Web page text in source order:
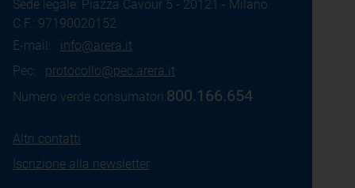
Sede legale: Piazza Cavour 5 - 20121 - Milano
C.F.: 97190020152
E-mail: info@arera.it
Pec: protocollo@pec.arera.it
Numero verde consumatori:800.166.654
Altri contatti
Iscrizione alla newsletter